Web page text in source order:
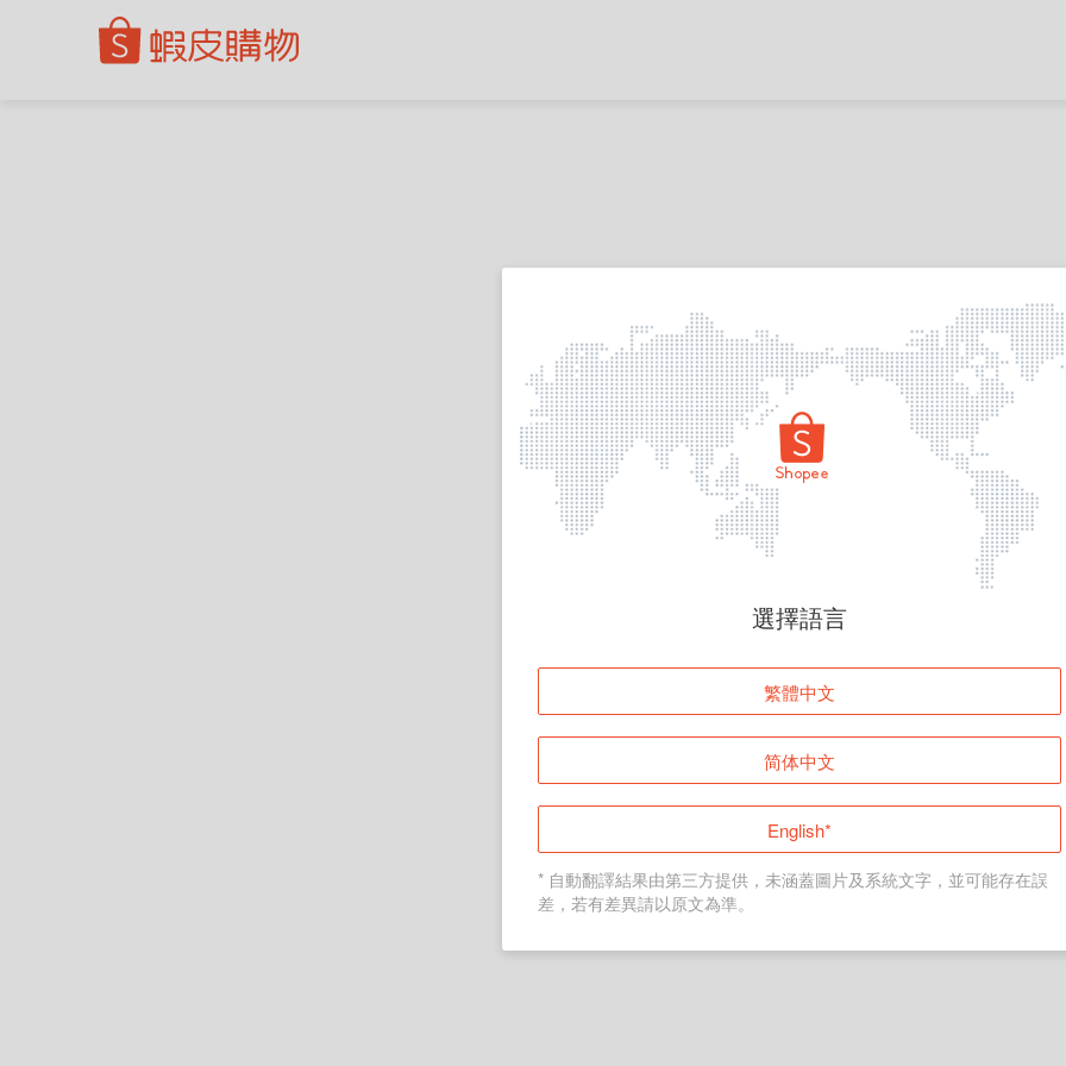
頁面無法顯示
登入
返回首頁
選擇語言
繁體中文
简体中文
English*
* 自動翻譯結果由第三方提供，未涵蓋圖片及系統文字，並可能存在誤
差，若有差異請以原文為準。